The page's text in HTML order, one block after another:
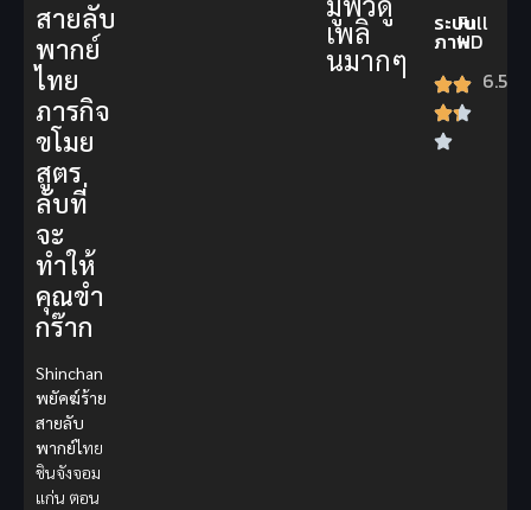
เพลิ
นมากๆ
ระบบ
ภาพ
Full
HD
6.5
สายลับ
พากย์
ไทย
ภารกิจ
ขโมย
สูตร
ลับที่
จะ
ทำให้
คุณขำ
กร๊าก
Shinchan
พยัคฆ์ร้าย
สายลับ
พากย์ไทย
ชินจังจอม
แก่น ตอน